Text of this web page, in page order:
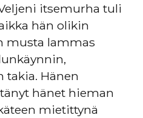
itsemurha tuli
hän olikin
musta lammas
takia. Hänen
hänet hieman
mietittynä